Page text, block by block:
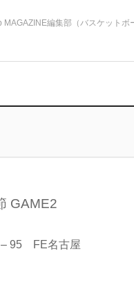
MAGAZINE編集部（バスケットボ
GAME2
95 FE名古屋